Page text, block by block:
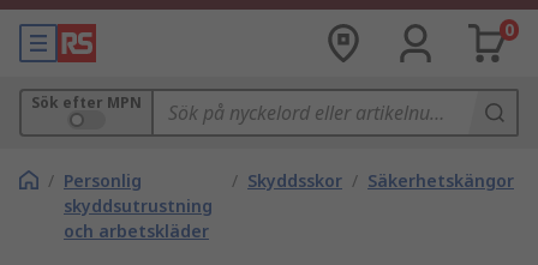
0
Sök efter MPN
/ Personlig
skyddsutrustning
och arbetskläder
/ Skyddsskor / Säkerhetskängor